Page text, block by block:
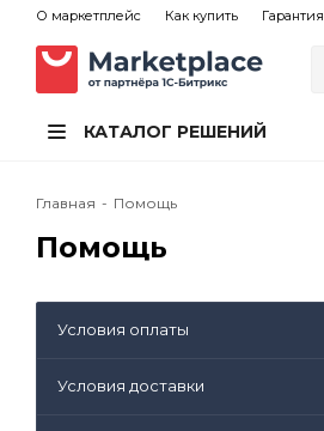
О маркетплейс Как купить Гарантия
КАТАЛОГ РЕШЕНИЙ
Главная - Помощь
Помощь
Условия оплаты
Условия доставки